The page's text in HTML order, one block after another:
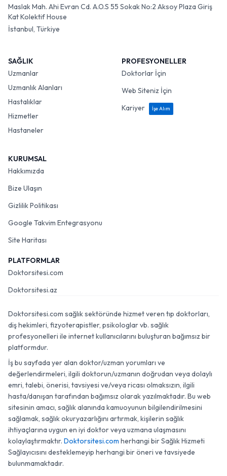
Maslak Mah. Ahi Evran Cd. A.O.S 55 Sokak No:2 Aksoy Plaza Giriş
Kat Kolektif House
İstanbul, Türkiye
SAĞLIK
Uzmanlar
Uzmanlık Alanları
Hastalıklar
Hizmetler
Hastaneler
PROFESYONELLER
Doktorlar İçin
Web Siteniz İçin
Kariyer
İşe Alım
KURUMSAL
Hakkımızda
Bize Ulaşın
Gizlilik Politikası
Google Takvim Entegrasyonu
Site Haritası
PLATFORMLAR
Doktorsitesi.com
Doktorsitesi.az
Doktorsitesi.com sağlık sektöründe hizmet veren tıp doktorları,
diş hekimleri, fizyoterapistler, psikologlar vb. sağlık
profesyonelleri ile internet kullanıcılarını buluşturan bağımsız bir
platformdur.
İş bu sayfada yer alan doktor/uzman yorumları ve
değerlendirmeleri, ilgili doktorun/uzmanın doğrudan veya dolaylı
emri, talebi, önerisi, tavsiyesi ve/veya ricası olmaksızın, ilgili
hasta/danışan tarafından bağımsız olarak yazılmaktadır. Bu web
sitesinin amacı, sağlık alanında kamuoyunun bilgilendirilmesini
sağlamak, sağlık okuryazarlığını artırmak, kişilerin sağlık
ihtiyaçlarına uygun en iyi doktor veya uzmana ulaşmasını
kolaylaştırmaktır. Doktorsitesi.com herhangi bir Sağlık Hizmeti
Sağlayıcısını desteklemeyip herhangi bir öneri ve tavsiyede
bulunmamaktadır.